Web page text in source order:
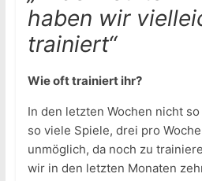
haben wir
trainiert“
Wie oft trainiert ihr?
In den letzten Wochen nicht
so viele Spiele, drei pro
unmöglich, da noch zu
wir in den letzten Monaten